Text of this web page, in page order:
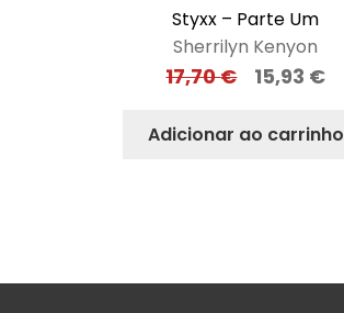
Styxx – Parte Um
Sherrilyn Kenyon
17,70€ 15,93 €
Adicionar ao carrinho